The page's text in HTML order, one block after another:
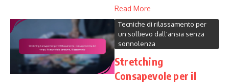
Read More
Tecniche di rilassamento per
un sollievo dall'ansia senza
sonnolenza
Stretching
Consapevole per il